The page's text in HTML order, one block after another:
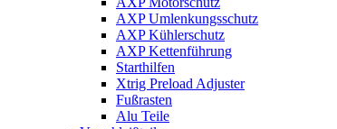
AXP Umlenkungsschutz
AXP Kühlerschutz
AXP Kettenführung
Starthilfen
Xtrig Preload Adjuster
Fußrasten
Alu Teile